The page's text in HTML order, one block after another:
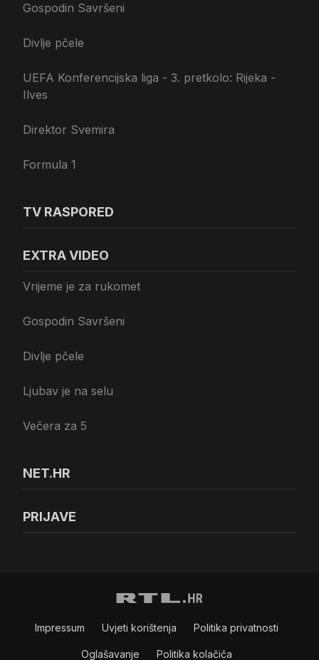
Gospodin Savršeni
Divlje pčele
UEFA Konferencijska liga - 3. pretkolo: Rijeka -
Ilves
Direktor Svemira
Formula 1
TV RASPORED
EXTRA VIDEO
Vrijeme je za rukomet
Gospodin Savršeni
Divlje pčele
Ljubav je na selu
Večera za 5
NET.HR
PRIJAVE
Impressum Uvjeti korištenja Politika privatnosti
Oglašavanje Politika kolačiča